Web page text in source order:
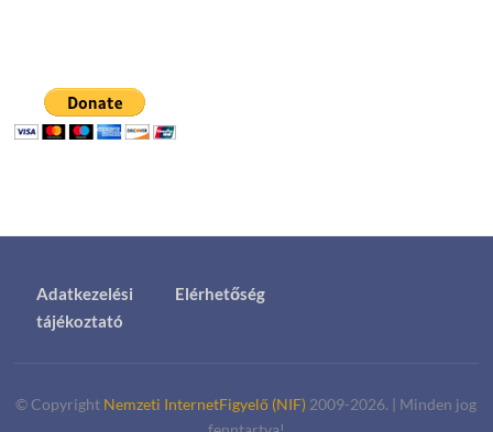
Adatkezelési
tájékoztató
Elérhetőség
© Copyright Nemzeti InternetFigyelő (NIF) 2009-2026. | Minden jog